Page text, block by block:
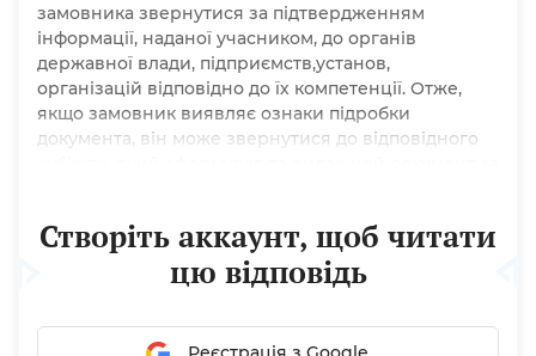
замовника звернутися за підтвердженням
інформації, наданої учасником, до органів
державної влади, підприємств,установ,
організацій відповідно до їх компетенції. Отже,
якщо замовник виявляє ознаки підробки
документа, він може звернутися до відповідного
1178 замовник відхиляє...
Створіть аккаунт, щоб читати
цю відповідь